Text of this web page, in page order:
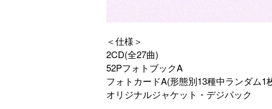
＜仕様＞
2CD(全27曲)
52PフォトブックA
フォトカードA(形態別13種中ランダム1
オリジナルジャケット・デジパック